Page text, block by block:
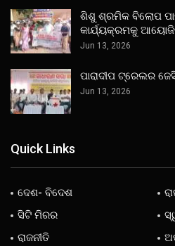
ଶିଶୁ ଶ୍ରମିକ ବିଲୋପ
କାର୍ଯ୍ୟକ୍ରମକୁ
Jun 13, 2026
ପାରାଦୀପ ଟ୍ରେଲର
Jun 13, 2026
Quick Links
ଦେଶ- ବିଦେଶ
ସିଟି ମିରର
ରାଜନୀତି